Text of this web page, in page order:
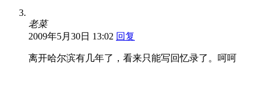
老菜
2009年5月30日 13:02 回复
离开哈尔滨有几年了，看来只能写回忆录了。呵呵